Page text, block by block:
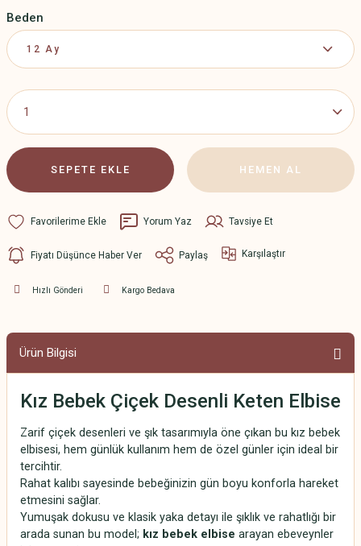
Beden
SEPETE EKLE HEMEN AL
Yorum Yaz Tavsiye Et
Fiyatı Düşünce Haber Ver Paylaş Karşılaştır
Hızlı Gönderi Kargo Bedava
Ürün Bilgisi
Kız Bebek Çiçek Desenli Keten Elbise
Zarif çiçek desenleri ve şık tasarımıyla öne çıkan bu kız bebek
elbisesi, hem günlük kullanım hem de özel günler için ideal bir
tercihtir.
Rahat kalıbı sayesinde bebeğinizin gün boyu konforla hareket
etmesini sağlar.
Yumuşak dokusu ve klasik yaka detayı ile şıklık ve rahatlığı bir
arada sunan bu model; kız bebek elbise arayan ebeveynler